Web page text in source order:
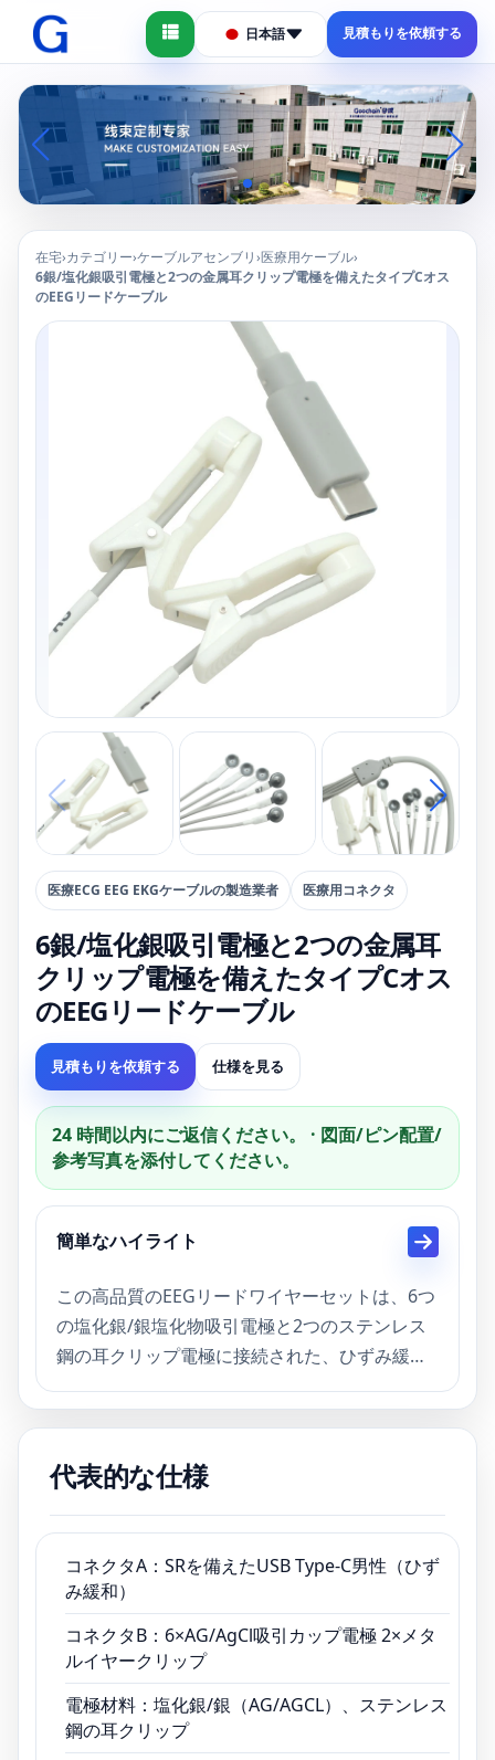
日本語 見積もりを依頼する
在宅›カテゴリー›ケーブルアセンブリ›医療用ケーブル›
6銀/塩化銀吸引電極と2つの金属耳クリップ電極を備えたタイプCオス
のEEGリードケーブル
医療ECG EEG EKGケーブルの製造業者 医療用コネクタ
6銀/塩化銀吸引電極と2つの金属耳
クリップ電極を備えたタイプCオス
のEEGリードケーブル
見積もりを依頼する 仕様を見る
24 時間以内にご返信ください。 · 図面/ピン配置/
参考写真を添付し​​てください。
簡単なハイライト
この高品質のEEGリードワイヤーセットは、6つ
の塩化銀/銀塩化物吸引電極と2つのステンレス
鋼の耳クリップ電極に接続された、ひずみ緩性
を備えたUSB Type-C男性コネクタを備えていま
す。ニューロフィードバック、EEGモニタリン
のケーブルセットは、信頼できる信号性能と患
代表的な仕様
コネクタA：SRを備えたUSB Type-C男性（ひず
み緩和）
コネクタB：6×AG/AgCl吸引カップ電極 2×メタ
ルイヤークリップ
電極材料：塩化銀/銀（AG/AGCL）、ステンレス
鋼の耳クリップ